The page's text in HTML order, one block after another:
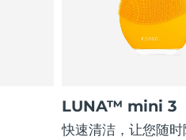
LUNA™ mini 3
快速清洁，让您随